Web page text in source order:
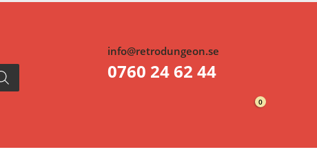
info@retrodungeon.se
0760 24 62 44
0